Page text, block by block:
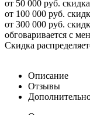
от 50 000 руб.
от 100 000 руб.
от 300 000 руб.
обговаривается с
Скидка
Описание
Отзывы